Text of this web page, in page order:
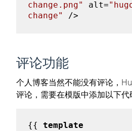
change.png"
alt=
change"
/>
评论功能
个人博客当然不能没有评论，
评论，需要在模版中添加以下代
{{ template